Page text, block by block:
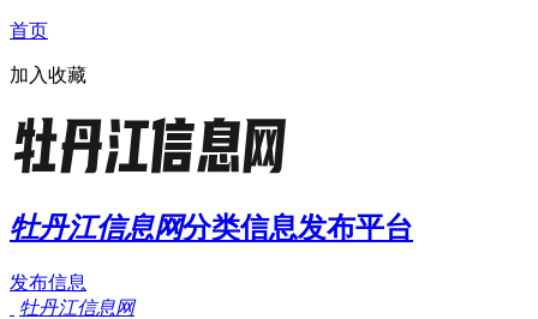
首页
加入收藏
牡丹江信息网分类信息发布平台
发布信息
牡丹江信息网